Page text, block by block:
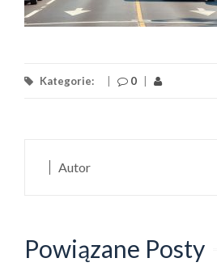
Kategorie: 0
Autor
Powiązane Posty